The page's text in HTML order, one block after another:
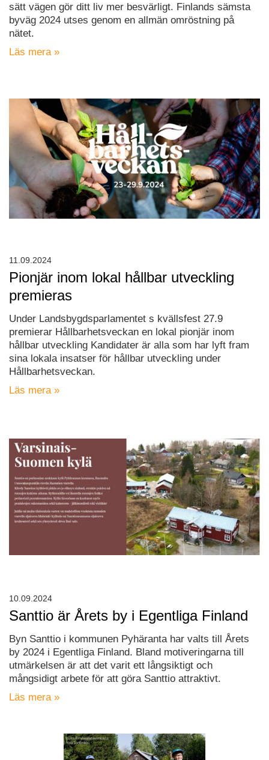
sätt vägen gör ditt liv mer besvärligt. Finlands sämsta
byväg 2024 utses genom en allmän omröstning på
nätet.
Läs mera »
Pionjär inom lokal hållbar utveckling
premieras
Under Landsbygdsparlamentet s kvällsfest 27.9
premierar Hållbarhetsveckan en lokal pionjär inom
hållbar utveckling Kandidater är alla som har lyft fram
sina lokala insatser för hållbar utveckling under
Hållbarhetsveckan.
Läs mera »
11.09.2024
Santtio är Årets by i Egentliga Finland
Byn Santtio i kommunen Pyhäranta har valts till Årets
by 2024 i Egentliga Finland. Bland motiveringarna till
utmärkelsen är att det varit ett långsiktigt och
mångsidigt arbete för att göra Santtio attraktivt.
Läs mera »
10.09.2024